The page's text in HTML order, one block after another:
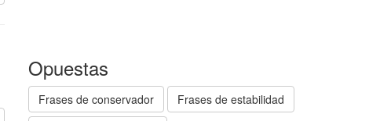
Opuestas
Frases de conservador
Frases de estabilidad